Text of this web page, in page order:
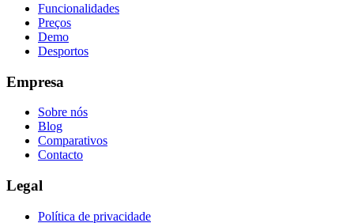
Funcionalidades
Preços
Demo
Desportos
Empresa
Sobre nós
Blog
Comparativos
Contacto
Legal
Política de privacidade